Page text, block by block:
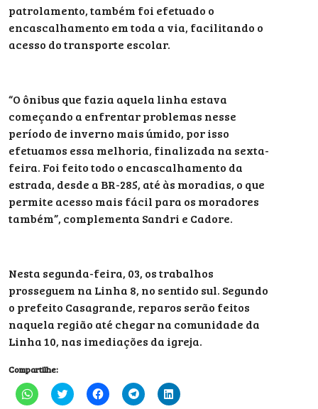
patrolamento, também foi efetuado o
encascalhamento em toda a via, facilitando o
acesso do transporte escolar.
“O ônibus que fazia aquela linha estava
começando a enfrentar problemas nesse
período de inverno mais úmido, por isso
efetuamos essa melhoria, finalizada na sexta-
feira. Foi feito todo o encascalhamento da
estrada, desde a BR-285, até às moradias, o que
permite acesso mais fácil para os moradores
também”, complementa Sandri e Cadore.
Nesta segunda-feira, 03, os trabalhos
prosseguem na Linha 8, no sentido sul. Segundo
o prefeito Casagrande, reparos serão feitos
naquela região até chegar na comunidade da
Linha 10, nas imediações da igreja.
Compartilhe:
Clique
para
Clique
para
Clique
para
Clique
para
Clique
para